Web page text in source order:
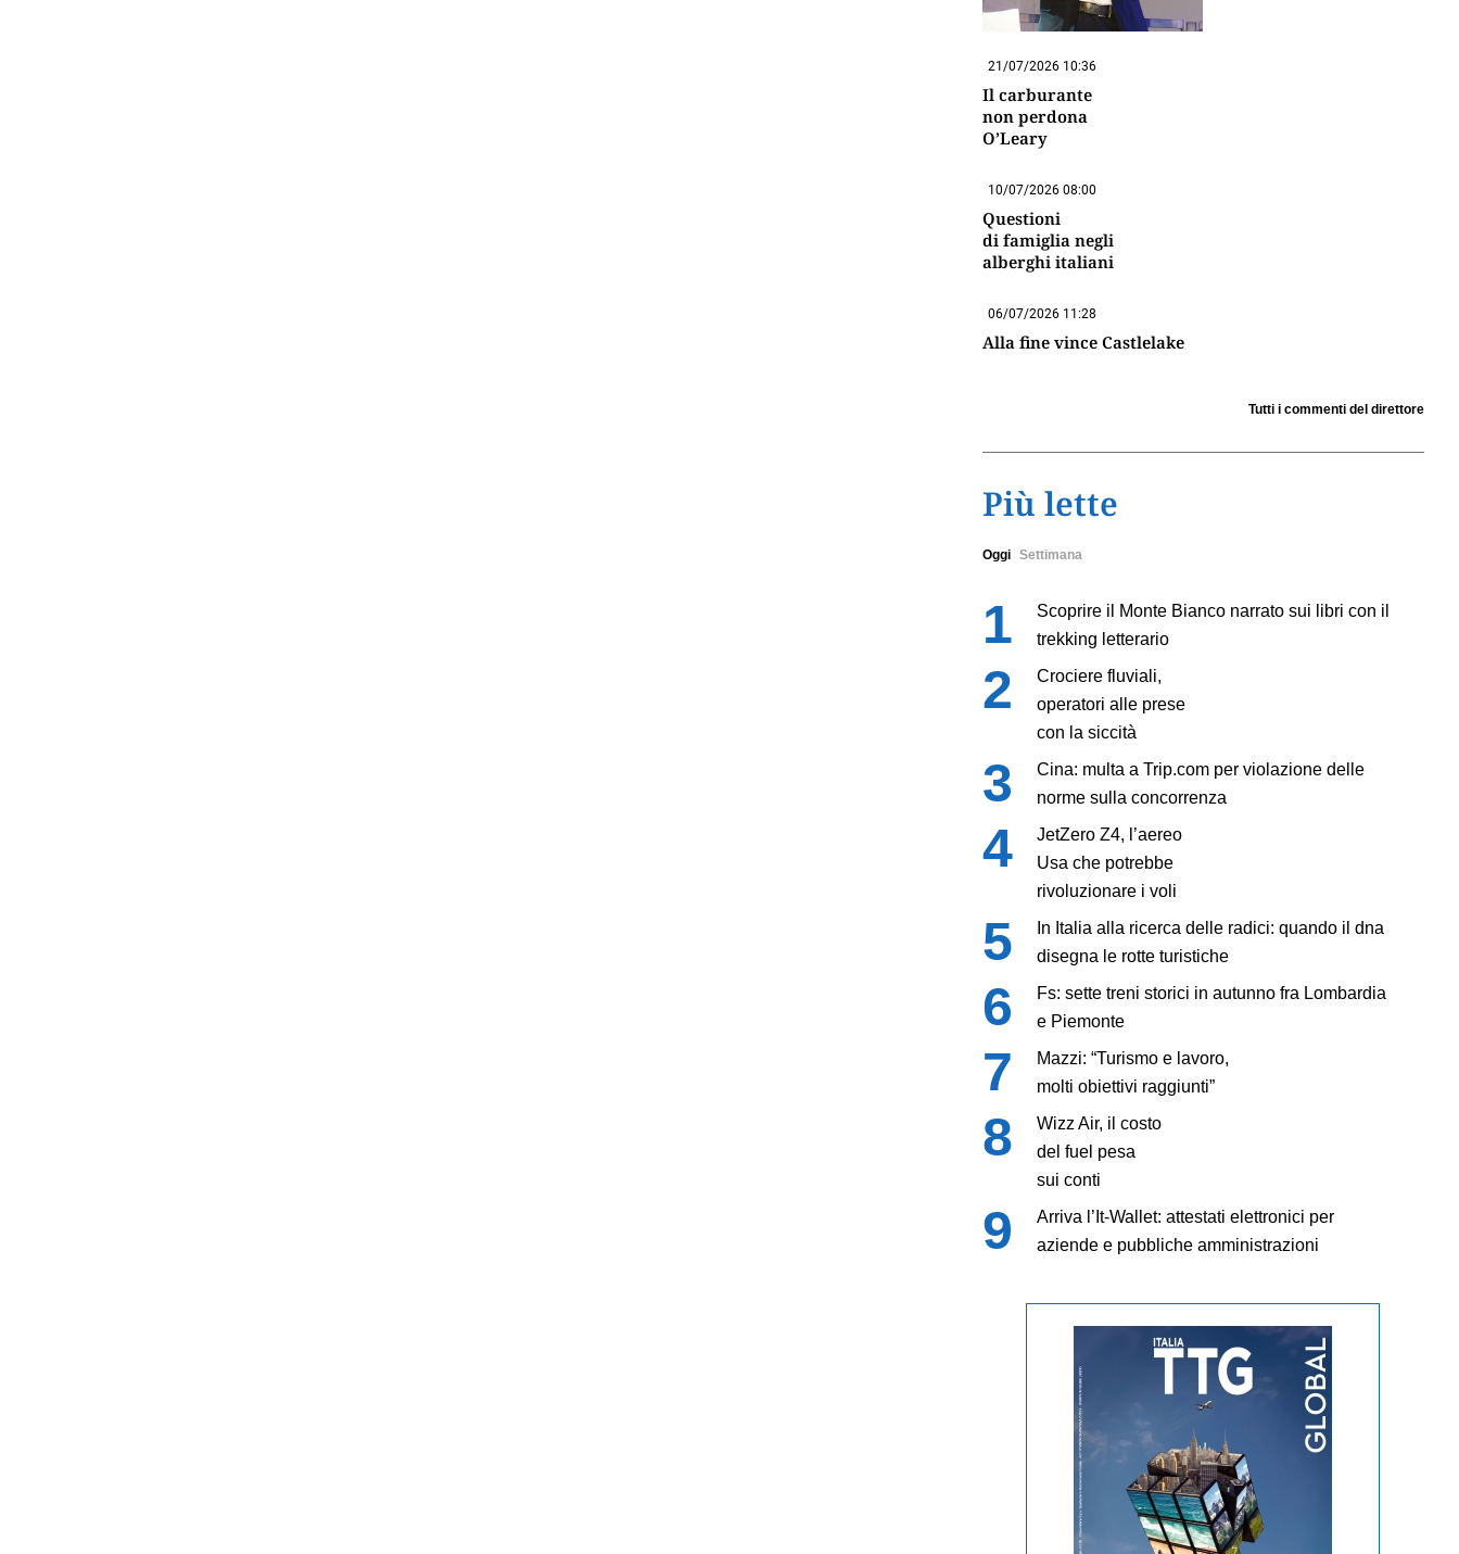
21/07/2026 10:36
Il carburante
non perdona
O’Leary
10/07/2026 08:00
Questioni
di famiglia negli
alberghi italiani
06/07/2026 11:28
Alla fine vince Castlelake
Tutti i commenti del direttore
Più lette
Oggi Settimana
Scoprire il Monte Bianco narrato sui libri con il
trekking letterario
Crociere fluviali,
operatori alle prese
con la siccità
Cina: multa a Trip.com per violazione delle
norme sulla concorrenza
JetZero Z4, l’aereo
Usa che potrebbe
rivoluzionare i voli
In Italia alla ricerca delle radici: quando il dna
disegna le rotte turistiche
Fs: sette treni storici in autunno fra Lombardia
e Piemonte
Mazzi: “Turismo e lavoro,
molti obiettivi raggiunti”
Wizz Air, il costo
del fuel pesa
sui conti
Arriva l’It-Wallet: attestati elettronici per
aziende e pubbliche amministrazioni